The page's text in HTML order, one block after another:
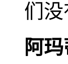
们
阿